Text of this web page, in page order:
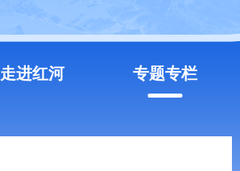
走进红河 专题专栏